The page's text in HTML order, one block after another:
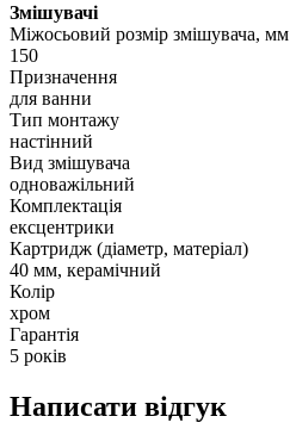
Змішувачі
Міжосьовий розмір змішувача, мм
150
Призначення
для ванни
Тип монтажу
настінний
Вид змішувача
одноважільний
Комплектація
ексцентрики
Картридж (діаметр, матеріал)
40 мм, керамічний
Колір
хром
Гарантія
5 років
Написати відгук